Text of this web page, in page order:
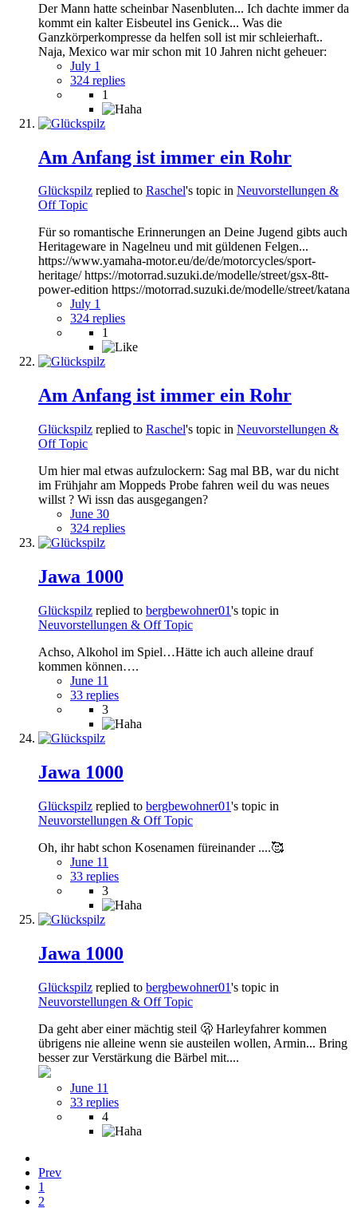
Der Mann hatte scheinbar Nasenbluten... Ich dachte immer da
kommt ein kalter Eisbeutel ins Genick... Was die
Ganzkörperkompresse da helfen soll ist mir schleierhaft..
Naja, Mexico war mir schon mit 10 Jahren nicht geheuer:
July 1
324 replies
1
Am Anfang ist immer ein Rohr
Glückspilz replied to Raschel's topic in Neuvorstellungen &
Off Topic
Für so romantische Erinnerungen an Deine Jugend gibts auch
Heritageware in Nagelneu und mit güldenen Felgen...
https://www.yamaha-motor.eu/de/de/motorcycles/sport-
heritage/ https://motorrad.suzuki.de/modelle/street/gsx-8tt-
power-edition https://motorrad.suzuki.de/modelle/street/katana
July 1
324 replies
1
Am Anfang ist immer ein Rohr
Glückspilz replied to Raschel's topic in Neuvorstellungen &
Off Topic
Um hier mal etwas aufzulockern: Sag mal BB, war du nicht
im Frühjahr am Moppeds Probe fahren weil du was neues
willst ? Wi issn das ausgegangen?
June 30
324 replies
Jawa 1000
Glückspilz replied to bergbewohner01's topic in
Neuvorstellungen & Off Topic
Achso, Alkohol im Spiel…Hätte ich auch alleine drauf
kommen können….
June 11
33 replies
3
Jawa 1000
Glückspilz replied to bergbewohner01's topic in
Neuvorstellungen & Off Topic
Oh, ihr habt schon Kosenamen füreinander ....🥰
June 11
33 replies
3
Jawa 1000
Glückspilz replied to bergbewohner01's topic in
Neuvorstellungen & Off Topic
Da geht aber einer mächtig steil 🫢 Harleyfahrer kommen
übrigens nie alleine wenn sie austeilen wollen, Armin... Bring
besser zur Verstärkung die Bärbel mit....
June 11
33 replies
4
Prev
1
2